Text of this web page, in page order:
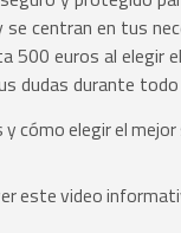
centran en tus
500 euros al elegir
dudas durante
cómo elegir el
este video